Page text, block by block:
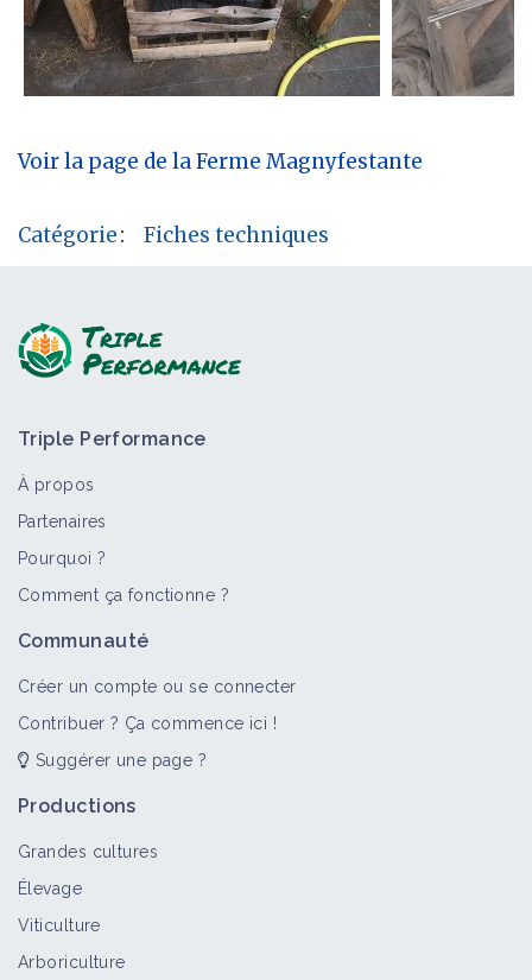
Voir la page de la Ferme Magnyfestante
Catégorie: Fiches techniques
Triple Performance
À propos
Partenaires
Pourquoi ?
Comment ça fonctionne ?
Communauté
Créer un compte ou se connecter
Contribuer ? Ça commence ici !
Suggérer une page ?
Productions
Grandes cultures
Élevage
Viticulture
Arboriculture